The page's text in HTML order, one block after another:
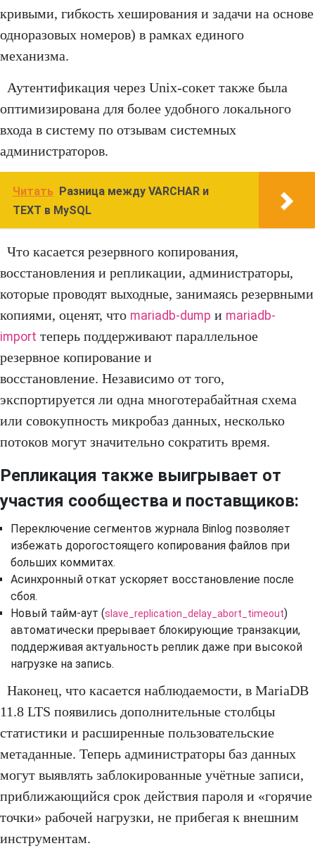
кривыми, гибкость хеширования и задачи на основе
одноразовых номеров) в рамках единого
механизма.
Аутентификация через Unix-сокет также была
оптимизирована для более удобного локального
входа в систему по отзывам системных
администраторов.
Читать
Разница между VARCHAR и
TEXT в MySQL
Что касается резервного копирования,
восстановления и репликации, администраторы,
которые проводят выходные, занимаясь резервными
копиями, оценят, что mariadb-dump и mariadb-
import теперь поддерживают параллельное
резервное копирование и
восстановление. Независимо от того,
экспортируется ли одна многотерабайтная схема
или совокупность микробаз данных, несколько
потоков могут значительно сократить время.
Репликация также выигрывает от
участия сообщества и поставщиков:
Переключение сегментов журнала Binlog позволяет
избежать дорогостоящего копирования файлов при
больших коммитах.
Асинхронный откат ускоряет восстановление после
сбоя.
Новый тайм-аут (slave_replication_delay_abort_timeout)
автоматически прерывает блокирующие транзакции,
поддерживая актуальность реплик даже при высокой
нагрузке на запись.
Наконец, что касается наблюдаемости, в MariaDB
11.8 LTS появились дополнительные столбцы
статистики и расширенные пользовательские
метаданные. Теперь администраторы баз данных
могут выявлять заблокированные учётные записи,
приближающийся срок действия пароля и «горячие
точки» рабочей нагрузки, не прибегая к внешним
инструментам.